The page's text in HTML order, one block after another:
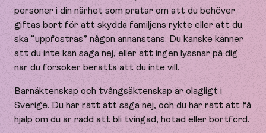
personer i din närhet som pratar om att du behöver
giftas bort för att skydda familjens rykte eller att du
ska “uppfostras” någon annanstans. Du kanske känner
att du inte kan säga nej, eller att ingen lyssnar på dig
när du försöker berätta att du inte vill.
Barnäktenskap och tvångsäktenskap är olagligt i
Sverige. Du har rätt att säga nej, och du har rätt att få
hjälp om du är rädd att bli tvingad, hotad eller bortförd.